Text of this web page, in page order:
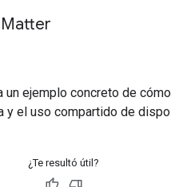
Matter
un ejemplo concreto de
y el uso compartido de
¿Te resultó útil?